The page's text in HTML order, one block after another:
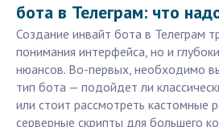
бота в Телеграм: что
Создание инвайт бота в Телеграм
понимания интерфейса, но и
нюансов. Во-первых, необходимо
тип бота — подойдет ли
или стоит рассмотреть кастомные
серверные скрипты для большего